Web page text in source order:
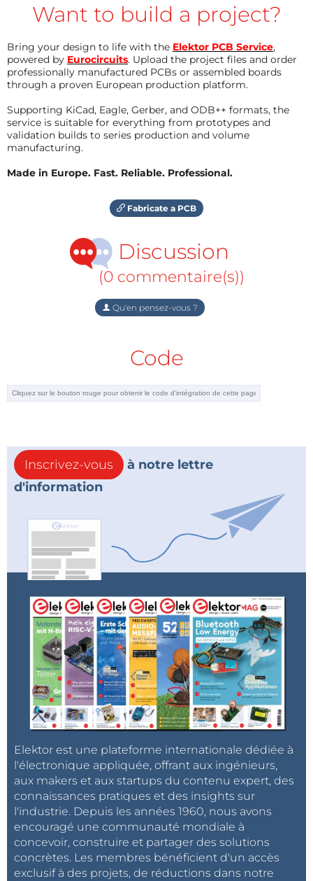
Want to build a project?
Bring your design to life with the Elektor PCB Service,
powered by Eurocircuits. Upload the project files and order
professionally manufactured PCBs or assembled boards
through a proven European production platform.
Supporting KiCad, Eagle, Gerber, and ODB++ formats, the
service is suitable for everything from prototypes and
validation builds to series production and volume
manufacturing.
Made in Europe. Fast. Reliable. Professional.
Fabricate a PCB
Discussion
(0 commentaire(s))
Qu'en pensez-vous ?
Code
Inscrivez-vous
à notre lettre
d'information
Elektor est une plateforme internationale dédiée à
l'électronique appliquée, offrant aux ingénieurs,
aux makers et aux startups du contenu expert, des
connaissances pratiques et des insights sur
l'industrie. Depuis les années 1960, nous avons
encouragé une communauté mondiale à
concevoir, construire et partager des solutions
concrètes. Les membres bénéficient d'un accès
exclusif à des projets, de réductions dans notre